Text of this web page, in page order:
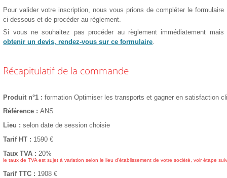
Pour valider votre inscription, nous vous prions de compléter le formulaire
ci-dessous et de procéder au règlement.
Si vous ne souhaitez pas procéder au règlement immédiatement mais
obtenir un devis, rendez-vous sur ce formulaire
Récapitulatif de la commande
Produit n°1
formation Optimiser les transports et gagner en satisfaction
Référence
ANS
Lieu
selon date de session choisie
Tarif HT
1590 €
Taux TVA
20%
le taux de TVA est sujet à variation selon le lieu d'établissement de votre société, voir étape
Tarif TTC 1908 €